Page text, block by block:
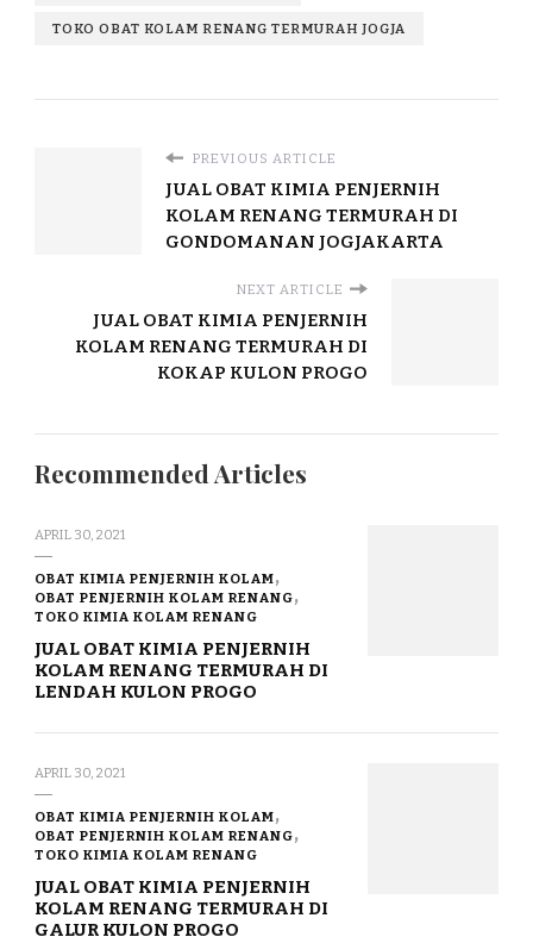
TOKO OBAT KOLAM RENANG TERMURAH JOGJA
PREVIOUS ARTICLE
JUAL OBAT KIMIA PENJERNIH
KOLAM RENANG TERMURAH DI
GONDOMANAN JOGJAKARTA
NEXT ARTICLE
JUAL OBAT KIMIA PENJERNIH
KOLAM RENANG TERMURAH DI
KOKAP KULON PROGO
Recommended Articles
APRIL 30, 2021
OBAT KIMIA PENJERNIH KOLAM
OBAT PENJERNIH KOLAM RENANG
TOKO KIMIA KOLAM RENANG
JUAL OBAT KIMIA PENJERNIH
KOLAM RENANG TERMURAH DI
LENDAH KULON PROGO
APRIL 30, 2021
OBAT KIMIA PENJERNIH KOLAM
OBAT PENJERNIH KOLAM RENANG
TOKO KIMIA KOLAM RENANG
JUAL OBAT KIMIA PENJERNIH
KOLAM RENANG TERMURAH DI
GALUR KULON PROGO